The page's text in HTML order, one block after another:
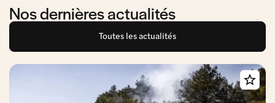
Nos dernières actualités
Toutes les actualités